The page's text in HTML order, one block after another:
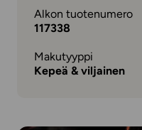
Alkon tuotenumero
117338
Makutyyppi
Kepeä & viljainen